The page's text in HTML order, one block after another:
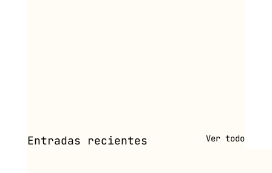
Entradas recientes Ver todo